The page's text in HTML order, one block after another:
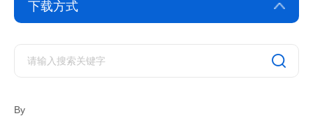
驱动下载
软件下载
By